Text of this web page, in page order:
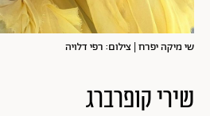
שי מיקה יפרח | צילום: רפי דלויה
שירי קופרברג